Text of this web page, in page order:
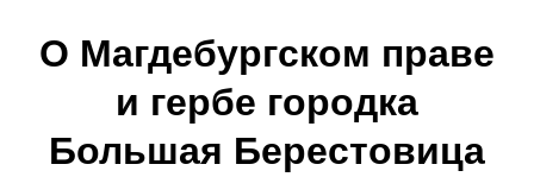
О Магдебургском праве
и гербе городка
Большая Берестовица
Навигация
записям